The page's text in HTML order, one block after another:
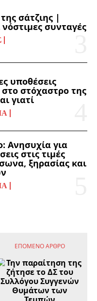
σάτζιης |
συνταγές
υποθέσεις
στόχαστρο της
γιατί
Ανησυχία για
στις τιμές
ξηρασίας και
ΕΠΌΜΕΝΟ ΆΡΘΡΟ